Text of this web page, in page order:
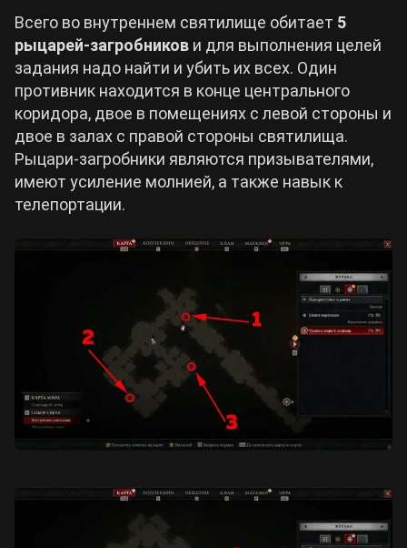
Всего во внутреннем святилище обитает 5
рыцарей-загробников и для выполнения целей
задания надо найти и убить их всех. Один
противник находится в конце центрального
коридора, двое в помещениях с левой стороны и
двое в залах с правой стороны святилища.
Рыцари-загробники являются призывателями,
имеют усиление молнией, а также навык к
телепортации.